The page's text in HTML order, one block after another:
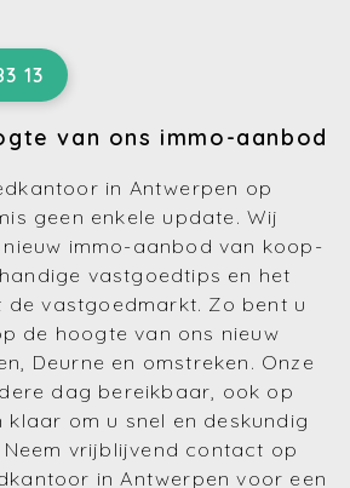
13
van ons immo-aanbod
in Antwerpen op
geen enkele update. Wij
immo-aanbod van koop-
, handige vastgoedtips en het
de vastgoedmarkt. Zo bent u
de hoogte van ons nieuw
Deurne en omstreken. Onze
dag bereikbaar, ook op
klaar om u snel en deskundig
vrijblijvend contact op
in Antwerpen voor een